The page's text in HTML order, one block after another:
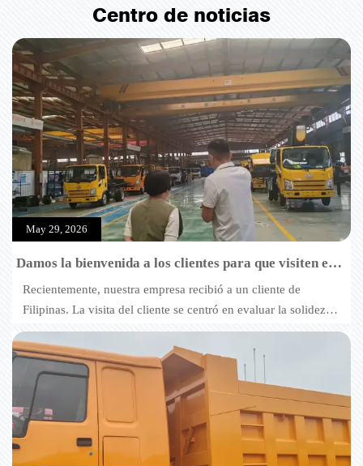
Centro de noticias
May 29, 2026
Damos la bienvenida a los clientes para que visiten e
inspeccionen nuestros camiones hormigonera
Recientemente, nuestra empresa recibió a un cliente de
Filipinas. La visita del cliente se centró en evaluar la solidez
general de nuestra fábrica y en detallar los requisitos técnicos
específicos para camiones hormigonera personalizados.